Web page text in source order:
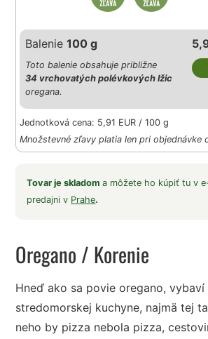
Balenie100 g
Toto balenie obsahuje približne
34 vrchovatých polévkových lžic
oregana.
Jednotková cena: 5,91 EUR / 100 g
Množstevné zľavy platia len pri objednávke
Tovar je skladoma môžete ho kúpiť tu v
predajni v Prahe.
Oregano / Korenie
Hneď ako sa povie oregano, vybaví
stredomorskej kuchyne, najmä tej
neho by pizza nebola pizza,